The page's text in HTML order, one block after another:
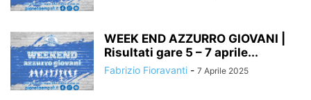
WEEK END AZZURRO GIOVANI |
Risultati gare 5 – 7 aprile...
Fabrizio Fioravanti - 7 Aprile 2025